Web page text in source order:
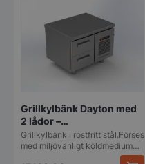
Grillkylbänk Dayton med
2 lådor –
800x660x660mm
Grillkylbänk i rostfritt stål.Förses
med miljövänligt köldmedium…